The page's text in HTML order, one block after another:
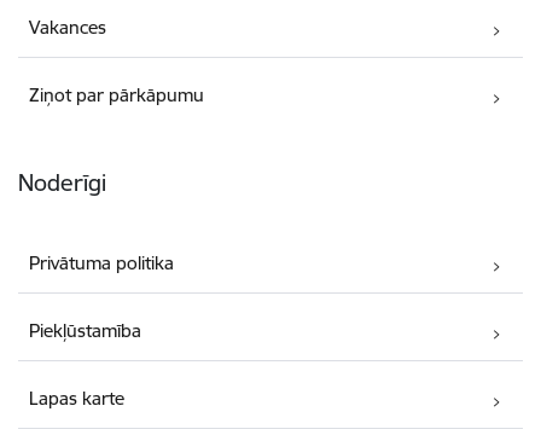
Vakances
Ziņot par pārkāpumu
Noderīgi
Privātuma politika
Piekļūstamība
Lapas karte